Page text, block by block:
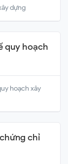
dựng
quy hoạch
hoạch xây
chỉ